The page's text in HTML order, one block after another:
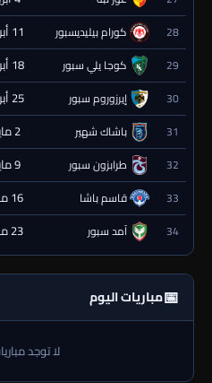
28 كورام بيليديسبور 11 أبريل 2027 - 19:00
29 كوجا يلي سبور 18 أبريل 2027 - 19:00
30 إيرزوروم سبور 25 أبريل 2027 - 19:00
31 باشاك شهير 2 مايو 2027 - 20:00
32 طرابزون سبور 9 مايو 2027 - 20:00
33 قاسم باشا 16 مايو 2027 - 20:00
34 آمد سبور 23 مايو 2027 - 20:00
📅مباريات اليوم
لا توجد